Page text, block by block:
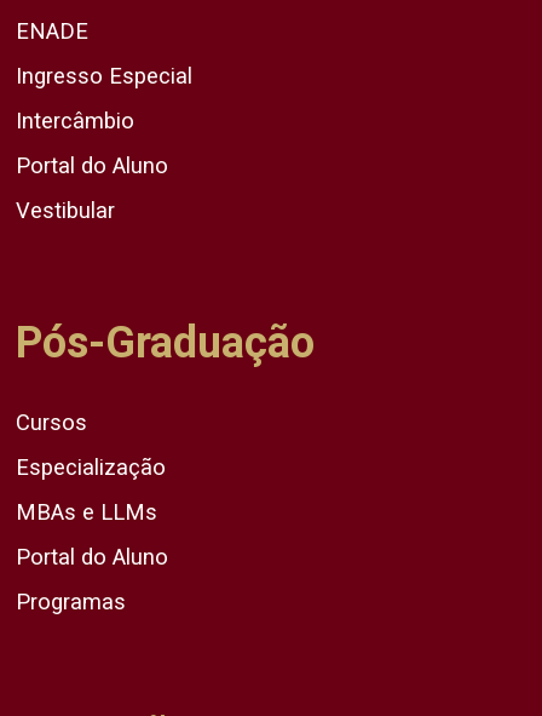
ENADE
Ingresso Especial
Intercâmbio
Portal do Aluno
Vestibular
Pós-Graduação
Cursos
Especialização
MBAs e LLMs
Portal do Aluno
Programas